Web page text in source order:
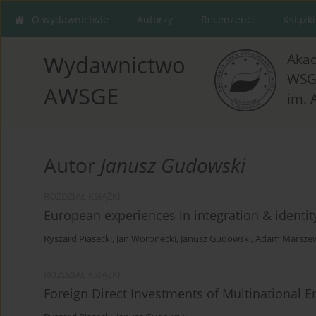
O wydawnictwie Autorzy Recenzenci Książki
Wydawnictwo
AWSGE
im.
Autor Janusz Gudowski
European experiences in integration &
Ryszard Piasecki, Jan Woronecki, Janusz Gudowski, Adam
Foreign Direct Investments of Multinational